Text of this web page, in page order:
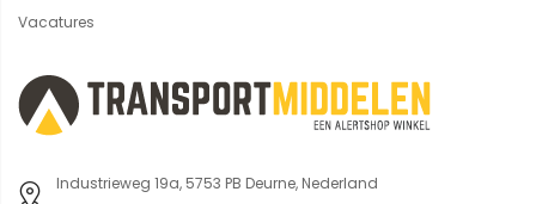
Vacatures
Industrieweg 19a, 5753 PB Deurne, Nederland